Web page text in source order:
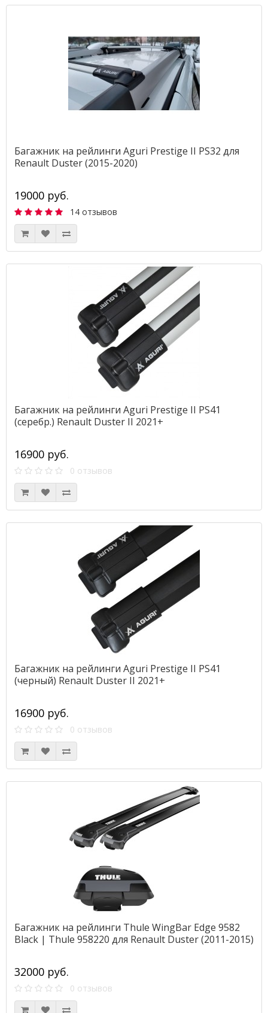
Багажник на рейлинги Aguri Prestige II PS32 для
Renault Duster (2015-2020)
19000 руб.
14 отзывов
Багажник на рейлинги Aguri Prestige II PS41
(серебр.) Renault Duster II 2021+
16900 руб.
0 отзывов
Багажник на рейлинги Aguri Prestige II PS41
(черный) Renault Duster II 2021+
16900 руб.
0 отзывов
Багажник на рейлинги Thule WingBar Edge 9582
Black | Thule 958220 для Renault Duster (2011-2015)
32000 руб.
0 отзывов